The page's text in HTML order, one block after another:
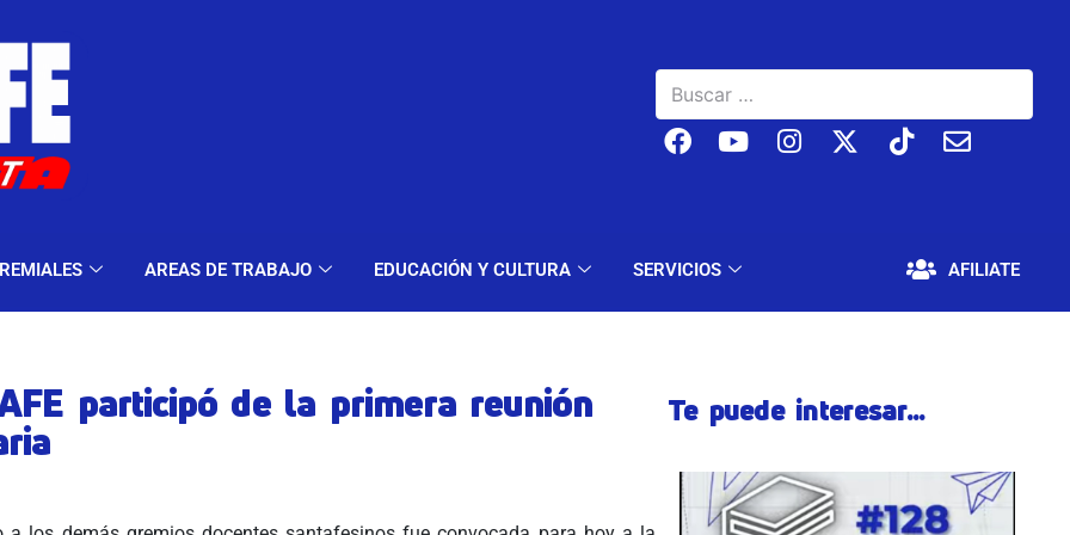
AREAS DE TRABAJO EDUCACIÓN Y CULTURA SERVICIOS AFILIATE
Y MODALIDADES GREMIALES AREAS DE TRABAJO EDUCACIÓN Y CULTURA SERVICIOS
participó de la primera reunión Te puede interesar...